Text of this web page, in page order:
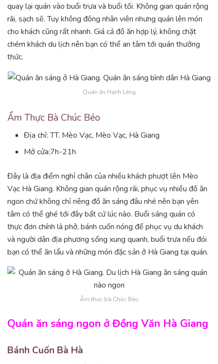
quay lại quán vào buổi trưa và buổi tối. Không gian quán rộng
rãi, sạch sẽ. Tuy không đông nhân viên nhưng quán lên món
cho khách cũng rất nhanh. Giá cả đồ ăn hợp lý, không chặt
chém khách du lịch nên bạn có thể an tâm tới quán thưởng
thức.
Quán ăn Hạnh Lèng
Ẩm Thực Bà Chúc Béo
Địa chỉ: TT. Mèo Vạc, Mèo Vạc, Hà Giang
Mở cửa:7h-21h
Đây là địa điểm nghỉ chân của nhiều khách phượt lên Mèo
Vạc Hà Giang. Không gian quán rộng rãi, phục vụ nhiều đồ ăn
ngon chứ không chỉ riêng đồ ăn sáng đâu nhé nên bạn yên
tâm có thể ghé tới đây bất cứ lúc nào. Buổi sáng quán có
thực đơn chính là phở, bánh cuốn nóng để phục vụ du khách
và người dân địa phương sống xung quanh, buổi trưa nếu đói
bạn có thể ăn lẩu và những món đặc sản ở Hà Giang tại quán.
Ẩm thực bà Chúc Béo
Quán ăn sáng ngon ở Đồng Văn Hà Giang
Bánh Cuốn Bà Hà